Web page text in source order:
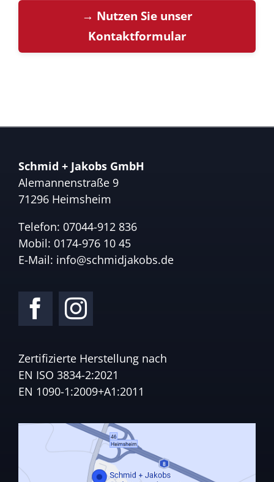
→ Nutzen Sie unser
Kontaktformular
Schmid + Jakobs GmbH
Alemannenstraße 9
71296 Heimsheim
Telefon: 07044-912 836
Mobil: 0174-976 10 45
E-Mail: info@schmidjakobs.de
Zertifizierte Herstellung nach
EN ISO 3834-2:2021
EN 1090-1:2009+A1:2011